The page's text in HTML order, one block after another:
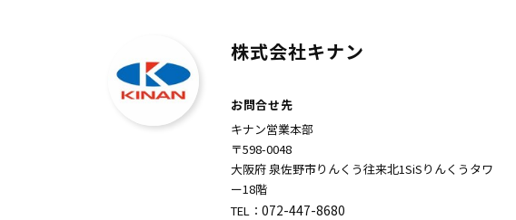
株式会社キナン
お問合せ先
キナン営業本部
〒598-0048
大阪府 泉佐野市りんくう往来北1SiSりんくうタワ
ー18階
TEL： 072-447-8680